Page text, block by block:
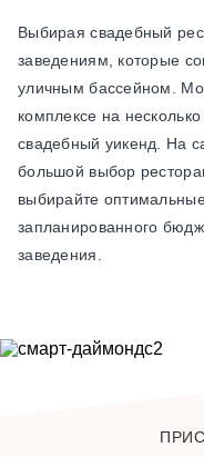
Выбирая свадебный
заведениям, которые
уличным бассейном.
комплексе на
свадебный уикенд. На
большой выбор
выбирайте
запланированного
заведения.